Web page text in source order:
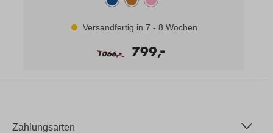
Versandfertig in 7 - 8 Wochen
1066,
- 799,
-
Zahlungsarten